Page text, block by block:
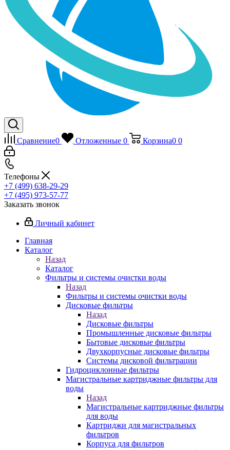
Сравнение0 Отложенные 0 Корзина0 0
Телефоны
+7 (499) 638-29-29
+7 (495) 973-57-77
Заказать звонок
Личный кабинет
Главная
Каталог
Назад
Каталог
Фильтры и системы очистки воды
Назад
Фильтры и системы очистки воды
Дисковые фильтры
Назад
Дисковые фильтры
Промышленные дисковые фильтры
Бытовые дисковые фильтры
Двухкорпусные дисковые фильтры
Системы дисковой фильтрации
Гидроциклонные фильтры
Магистральные картриджные фильтры для
воды
Назад
Магистральные картриджные фильтры
для воды
Картриджи для магистральных
фильтров
Корпуса для фильтров